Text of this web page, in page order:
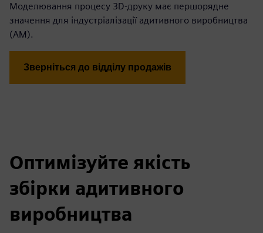
Моделювання процесу 3D-друку має першорядне
значення для індустріалізації адитивного виробництва
(AM).
Зверніться до відділу продажів
Оптимізуйте якість
збірки адитивного
виробництва